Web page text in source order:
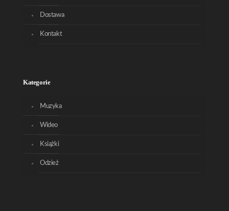
Dostawa
Kontakt
Kategorie
Muzyka
Wideo
Książki
Odzież